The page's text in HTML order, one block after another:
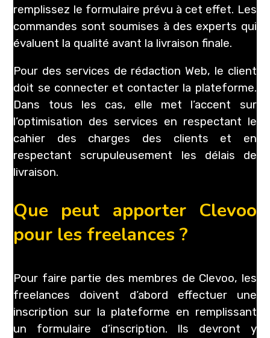
remplissez le formulaire prévu à cet effet. Les
commandes sont soumises à des experts qui
évaluent la qualité avant la livraison finale.
Pour des services de rédaction Web, le client
doit se connecter et contacter la plateforme.
Dans tous les cas, elle met l’accent sur
l’optimisation des services en respectant le
cahier des charges des clients et en
respectant scrupuleusement les délais de
livraison.
Que peut apporter Clevoo
pour les freelances ?
Pour faire partie des membres de Clevoo, les
freelances doivent d’abord effectuer une
inscription sur la plateforme en remplissant
un formulaire d’inscription. Ils devront y